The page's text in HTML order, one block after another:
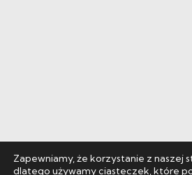
Zapewniamy, że korzystanie z naszej
dlatego używamy ciasteczek, które